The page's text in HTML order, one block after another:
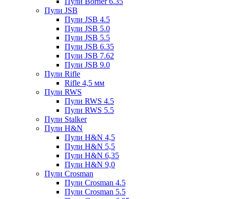
Пули JSB
Пули JSB 4.5
Пули JSB 5.0
Пули JSB 5.5
Пули JSB 6.35
Пули JSB 7.62
Пули JSB 9.0
Пули Rifle
Rifle 4,5 мм
Пули RWS
Пули RWS 4.5
Пули RWS 5.5
Пули Stalker
Пули H&N
Пули H&N 4,5
Пули H&N 5,5
Пули H&N 6,35
Пули H&N 9,0
Пули Crosman
Пули Crosman 4.5
Пули Crosman 5.5